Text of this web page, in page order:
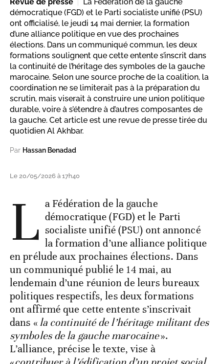
Revue de presse
La Fédération de la gauche
démocratique (FGD) et le Parti socialiste unifié (PSU)
ont officialisé, le jeudi 14 mai dernier, la formation
d’une alliance politique en vue des prochaines
élections. Dans un communiqué commun, les deux
formations soulignent que cette entente s’inscrit dans
la continuité de l’héritage des symboles de la gauche
marocaine. Selon une source proche de la coalition, la
coordination ne se limiterait pas à la préparation du
scrutin, mais viserait à construire une union politique
durable, voire à s’étendre à d’autres composantes de
la gauche. Cet article est une revue de presse tirée du
quotidien Al Akhbar.
Par Hassan Benadad
Le 20/05/2026 à 17h40
L a Fédération de la gauche
démocratique (FGD) et le Parti
socialiste unifié (PSU) ont annoncé
la formation d’une alliance politique
en prélude aux prochaines élections. Dans
un communiqué publié le 14 mai, au
lendemain d’une réunion de leurs bureaux
politiques respectifs, les deux formations
ont affirmé que cette entente s’inscrivait
dans «la continuité de l’héritage militant des
symboles de la gauche marocaine».
L’alliance, précise le texte, vise à